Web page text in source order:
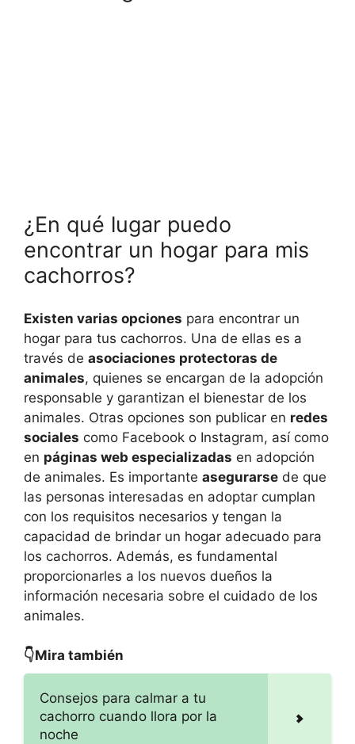
¿En qué lugar puedo
encontrar un hogar para mis
cachorros?
Existen varias opciones para encontrar un
hogar para tus cachorros. Una de ellas es a
través de asociaciones protectoras de
animales, quienes se encargan de la adopción
responsable y garantizan el bienestar de los
animales. Otras opciones son publicar en redes
sociales como Facebook o Instagram, así como
en páginas web especializadas en adopción
de animales. Es importante asegurarse de que
las personas interesadas en adoptar cumplan
con los requisitos necesarios y tengan la
capacidad de brindar un hogar adecuado para
los cachorros. Además, es fundamental
proporcionarles a los nuevos dueños la
información necesaria sobre el cuidado de los
animales.
👇Mira también
Consejos para calmar a tu
cachorro cuando llora por la
noche